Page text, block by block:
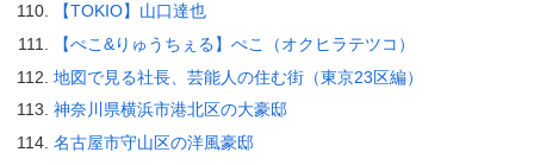
【TOKIO】山口達也
【ぺこ&りゅうちぇる】ぺこ（オクヒラテツコ）
地図で見る社長、芸能人の住む街（東京23区編）
神奈川県横浜市港北区の大豪邸
名古屋市守山区の洋風豪邸